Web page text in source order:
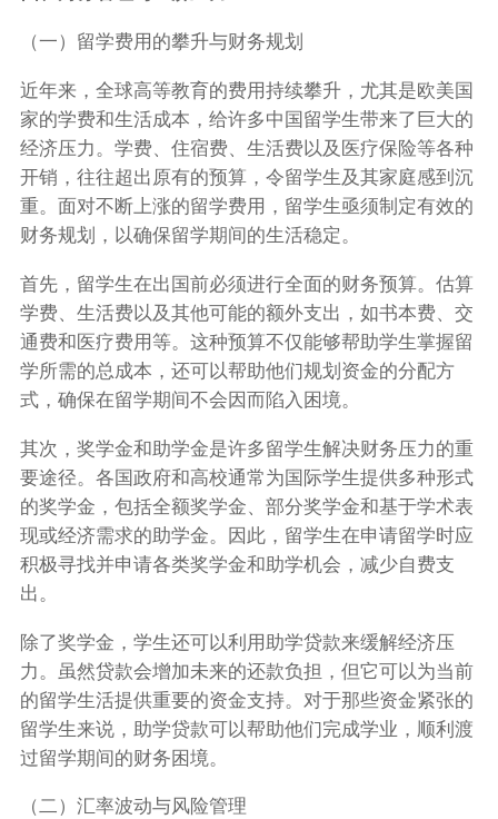
（一）留学费用的攀升与财务规划
近年来，全球高等教育的费用持续攀升，尤其是欧美国
家的学费和生活成本，给许多中国留学生带来了巨大的
经济压力。学费、住宿费、生活费以及医疗保险等各种
开销，往往超出原有的预算，令留学生及其家庭感到沉
重。面对不断上涨的留学费用，留学生亟须制定有效的
财务规划，以确保留学期间的生活稳定。
首先，留学生在出国前必须进行全面的财务预算。估算
学费、生活费以及其他可能的额外支出，如书本费、交
通费和医疗费用等。这种预算不仅能够帮助学生掌握留
学所需的总成本，还可以帮助他们规划资金的分配方
式，确保在留学期间不会因而陷入困境。
其次，奖学金和助学金是许多留学生解决财务压力的重
要途径。各国政府和高校通常为国际学生提供多种形式
的奖学金，包括全额奖学金、部分奖学金和基于学术表
现或经济需求的助学金。因此，留学生在申请留学时应
积极寻找并申请各类奖学金和助学机会，减少自费支
出。
除了奖学金，学生还可以利用助学贷款来缓解经济压
力。虽然贷款会增加未来的还款负担，但它可以为当前
的留学生活提供重要的资金支持。对于那些资金紧张的
留学生来说，助学贷款可以帮助他们完成学业，顺利渡
过留学期间的财务困境。
（二）汇率波动与风险管理